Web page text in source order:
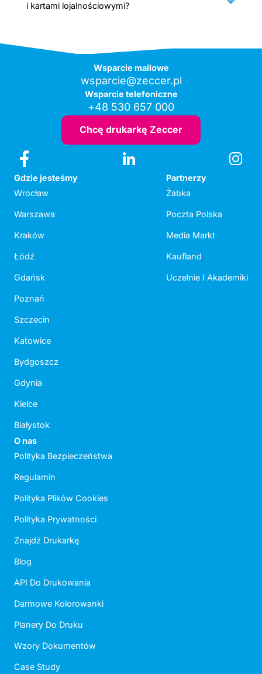
i kartami lojalnościowymi?
Wsparcie mailowe
wsparcie@zeccer.pl
Wsparcie telefoniczne
+48 530 657 000
Chcę drukarkę Zeccer
Gdzie jesteśmy
Wrocław
Warszawa
Kraków
Łódź
Gdańsk
Poznań
Szczecin
Katowice
Bydgoszcz
Gdynia
Kielce
Białystok
Partnerzy
Żabka
Poczta Polska
Media Markt
Kaufland
Uczelnie I Akademiki
O nas
Polityka Bezpieczeństwa
Regulamin
Polityka Plików Cookies
Polityka Prywatności
Znajdź Drukarkę
Blog
API Do Drukowania
Darmowe Kolorowanki
Planery Do Druku
Wzory Dokumentów
Case Study